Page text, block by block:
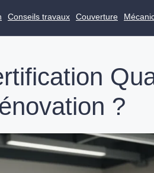
Conseils travaux Couverture
?